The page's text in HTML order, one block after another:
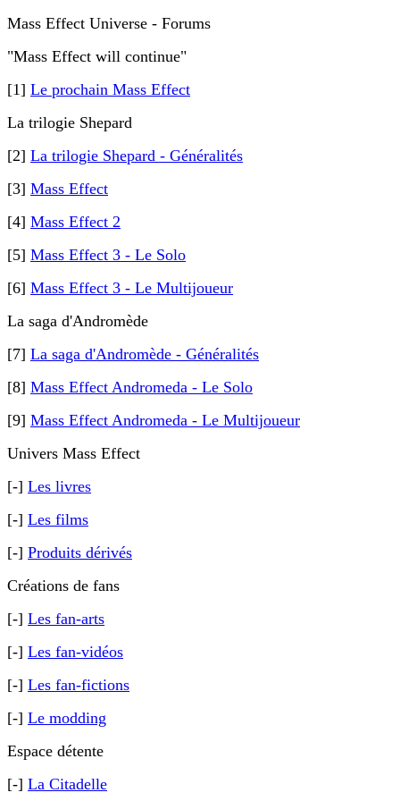
Mass Effect Universe - Forums
"Mass Effect will continue"
[1] Le prochain Mass Effect
La trilogie Shepard
[2] La trilogie Shepard - Généralités
[3] Mass Effect
[4] Mass Effect 2
[5] Mass Effect 3 - Le Solo
[6] Mass Effect 3 - Le Multijoueur
La saga d'Andromède
[7] La saga d'Andromède - Généralités
[8] Mass Effect Andromeda - Le Solo
[9] Mass Effect Andromeda - Le Multijoueur
Univers Mass Effect
[-] Les livres
[-] Les films
[-] Produits dérivés
Créations de fans
[-] Les fan-arts
[-] Les fan-vidéos
[-] Les fan-fictions
[-] Le modding
Espace détente
[-] La Citadelle